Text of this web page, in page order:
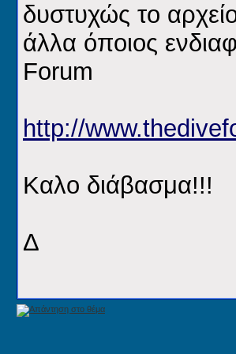
δυστυχώς το
άλλα όποιος
Forum
http://
Καλο διάβασμα!!!
Δ